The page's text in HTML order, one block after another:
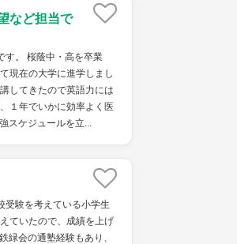
など担当で
す。 桜蔭中・高を卒業
現在の大学に進学しまし
してきたので英語力には
１年でいかに効率よく医
スケジュールを立...
験を考えている小学生
ていたので、成績を上げ
緑会の通塾経験もあり、